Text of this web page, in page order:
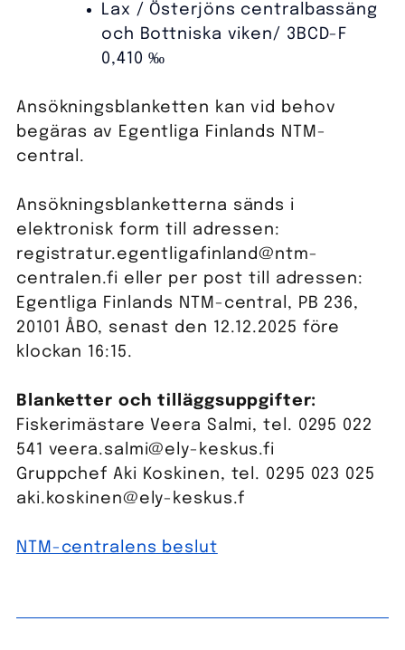
Lax / Österjöns centralbassäng
och Bottniska viken/ 3BCD-F
0,410 ‰
Ansökningsblanketten kan vid behov
begäras av Egentliga Finlands NTM-
central.
Ansökningsblanketterna sänds i
elektronisk form till adressen:
registratur.egentligafinland@ntm-
centralen.fi eller per post till adressen:
Egentliga Finlands NTM-central, PB 236,
20101 ÅBO, senast den 12.12.2025 före
klockan 16:15.
Blanketter och tilläggsuppgifter:
Fiskerimästare Veera Salmi, tel. 0295 022
541 veera.salmi@ely-keskus.fi
Gruppchef Aki Koskinen, tel. 0295 023 025
aki.koskinen@ely-keskus.f
NTM-centralens beslut